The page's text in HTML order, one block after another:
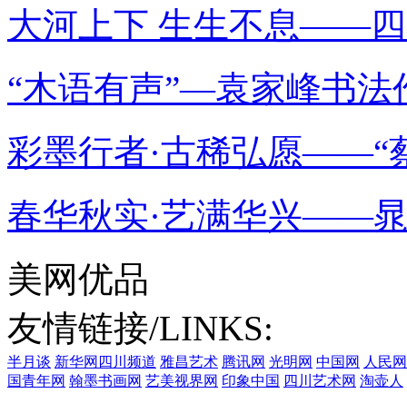
大河上下 生生不息——四
“木语有声”—袁家峰书法
彩墨行者·古稀弘愿——“
春华秋实·艺满华兴——
美网优品
友情链接/LINKS:
半月谈 新华网四川频道 雅昌艺术 腾讯网 光明网 中国网 人民网
国青年网 翰墨书画网 艺美视界网 印象中国 四川艺术网 淘壶人